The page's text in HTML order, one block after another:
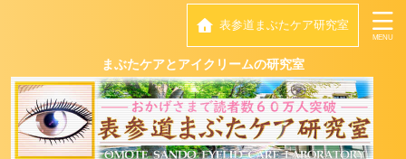
表参道まぶたケア研究室
まぶたケアとアイクリームの研究室